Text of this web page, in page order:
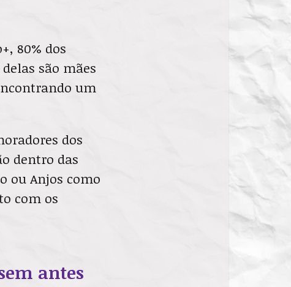
80% dos
são mães
um
dos
dentro das
ou Anjos como
com os
antes